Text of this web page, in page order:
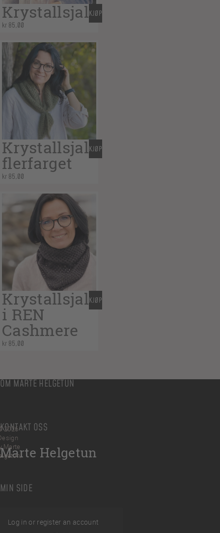
Krystallsjal
kr 85,00
KJØP
Krystallsjal
flerfarget
kr 85,00
KJØP
Krystallsjal
i REN
Cashmere
kr 85,00
KJØP
OM MARTE HELGETUN
KONTAKT OSS
Marte Helgetun
MIN SIDE
Log in or register an account
2026
Marte